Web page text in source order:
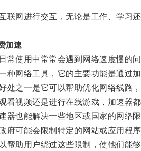
网进行交互，无论是工作、学习还
加速
使用中常常会遇到网络速度慢的问
网络工具，它的主要功能是通过加
之一是它可以帮助优化网络线路，
视频还是进行在线游戏，加速器都
也能解决一些地区或国家的网络限
可能会限制特定的网站或应用程序
助用户绕过这些限制，使他们能够